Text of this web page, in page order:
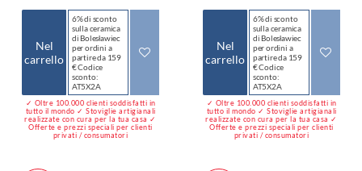
Nel
carrello
6% di sconto
sulla ceramica
di Bolesławiec
per ordini a
partire da 159
€ Codice
sconto:
AT5X2A
✓ Oltre 100.000 clienti soddisfatti in
tutto il mondo ✓ Stoviglie artigianali
realizzate con cura per la tua casa ✓
Offerte e prezzi speciali per clienti
privati / consumatori
Nel
carrello
6% di sconto
sulla ceramica
di Bolesławiec
per ordini a
partire da 159
€ Codice
sconto:
AT5X2A
✓ Oltre 100.000 clienti soddisfatti in
tutto il mondo ✓ Stoviglie artigianali
realizzate con cura per la tua casa ✓
Offerte e prezzi speciali per clienti
privati / consumatori